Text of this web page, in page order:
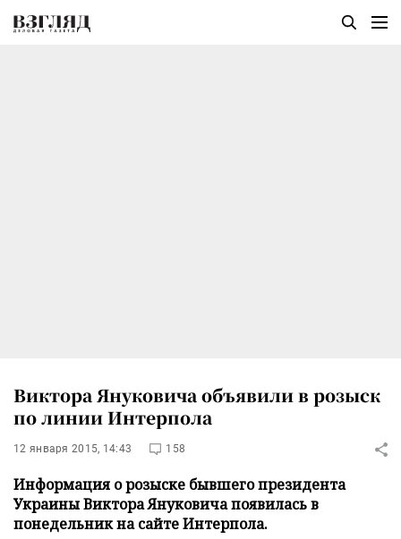
Виктора Януковича объявили в розыск
по линии Интерпола
12 января 2015, 14:43 158
Информация о розыске бывшего президента
Украины Виктора Януковича появилась в
понедельник на сайте Интерпола.